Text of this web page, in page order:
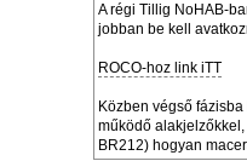
A régi Tillig NoHAB-
jobban be kell
ROCO-hoz link iTT
Közben végső
működő
BR212) hogyan